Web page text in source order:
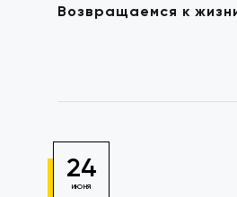
Возвращаемся к
24
ИЮНЯ